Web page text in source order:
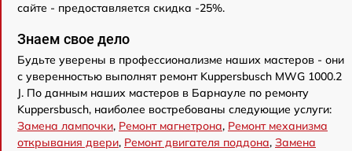
сайте - предоставляется скидка -25%.
Знаем свое дело
Будьте уверены в профессионализме наших мастеров - они
с уверенностью выполнят ремонт Kuppersbusch MWG 1000.2
J. По данным наших мастеров в Барнауле по ремонту
Kuppersbusch, наиболее востребованы следующие услуги:
Замена лампочки, Ремонт магнетрона, Ремонт механизма
открывания двери, Ремонт двигателя поддона, Замена